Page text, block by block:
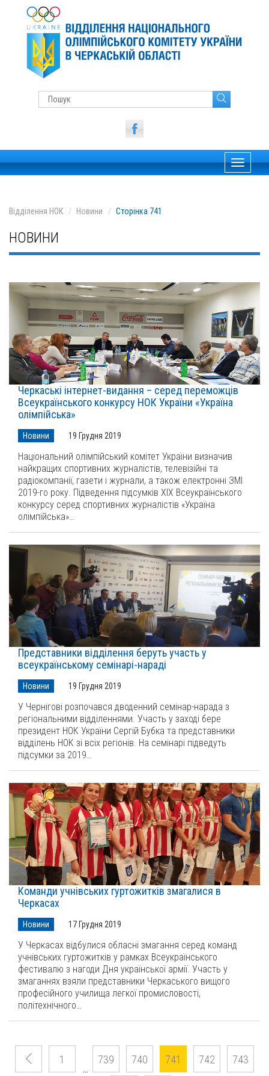
Toggle
Відділення НОК Новини Сторінка 741
НОВИНИ
Черкаські інтернет-видання – серед переможців
Всеукраїнського конкурсу НОК України «Україна
олімпійська»
Новини 19 Грудня 2019
Національний олімпійський комітет України визначив
найкращих спортивних журналістів, телевізійні та
радіокомпанії, газети і журнали, а також електронні ЗМІ
2019-го року. Підведення підсумків ХІХ Всеукраїнського
конкурсу серед спортивних журналістів «Україна
олімпійська»…
Представники відділення беруть участь у
всеукраїнському семінарі-нараді
Новини 19 Грудня 2019
У Чернігові розпочався дводенний семінар-нарада з
регіональними відділеннями. Участь у заході бере
президент НОК України Сергій Бубка та представники
відділень НОК зі всіх регіонів. На семінарі підведуть
підсумки за 2019…
Команди учнівських гуртожитків змагалися в
Черкасах
Новини 17 Грудня 2019
У Черкасах відбулися обласні змагання серед команд
учнівських гуртожитків у рамках Всеукраїнського
фестивалю з нагоди Дня української армії. Участь у
змаганнях взяли представники Черкаського вищого
професійного училища легкої промисловості,
політехнічного…
1
…
739 740 741 742 743